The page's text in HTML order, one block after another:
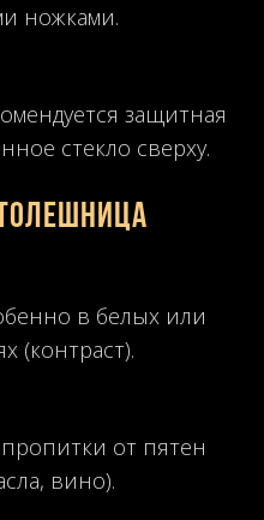
ножками.
защитная
стекло сверху.
в белых или
(контраст).
от пятен
вино).